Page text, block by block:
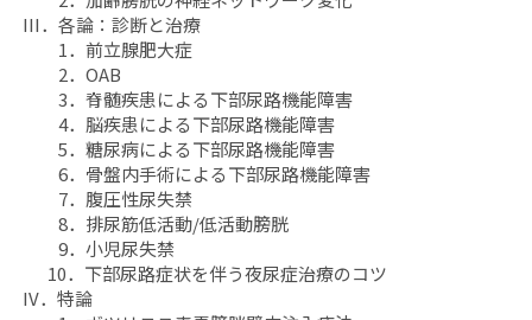
害/
下
部
尿
路
症
状
の
診
療」
害/
下
部
尿
路
症
状
の
診
療」
III．各論：診断と治療
1．前立腺肥大症
2．OAB
3．脊髄疾患による下部尿路機能障害
4．脳疾患による下部尿路機能障害
5．糖尿病による下部尿路機能障害
6．骨盤内手術による下部尿路機能障害
7．腹圧性尿失禁
8．排尿筋低活動/低活動膀胱
9．小児尿失禁
10．下部尿路症状を伴う夜尿症治療のコツ
IV．特論